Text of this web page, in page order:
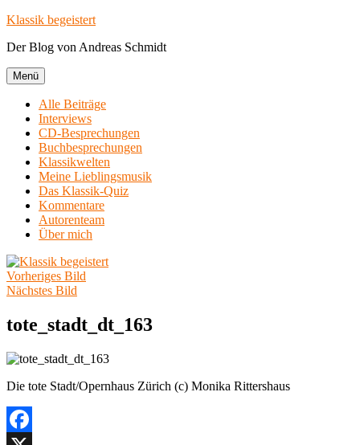
Zum
springen
Klassik begeistert
Der Blog von Andreas Schmidt
Menü
Alle Beiträge
Interviews
CD-Besprechungen
Buchbesprechungen
Klassikwelten
Meine Lieblingsmusik
Das Klassik-Quiz
Kommentare
Autorenteam
Über mich
Vorheriges Bild
Nächstes Bild
tote_stadt_dt_163
Die tote Stadt/Opernhaus Zürich (c) Monika Rittershaus